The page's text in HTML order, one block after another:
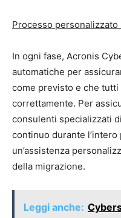
Processo
In ogni fase, Acronis
automatiche per
come previsto e che
correttamente. Per
consulenti specializzati
continuo durante
un’assistenza
della migrazione.
Leggi anche: